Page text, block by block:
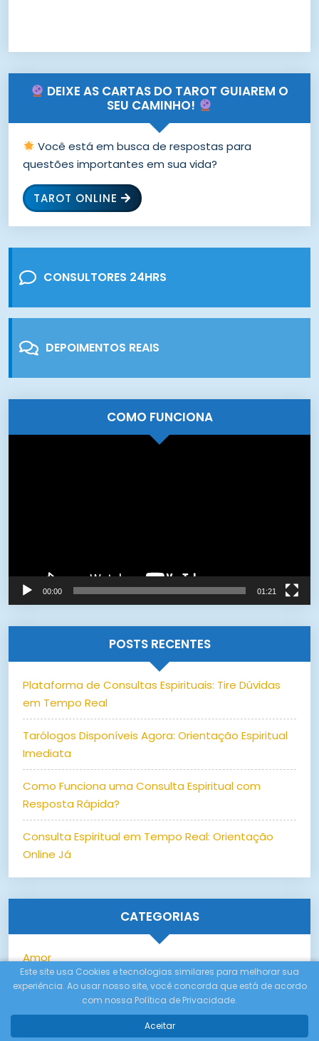
DEIXE AS CARTAS DO TAROT GUIAREM O
SEU CAMINHO!
Você está em busca de respostas para
questões importantes em sua vida?
TAROT ONLINE
CONSULTORES 24HRS
DEPOIMENTOS REAIS
COMO FUNCIONA
00:00 01:21
POSTS RECENTES
Plataforma de Consultas Espirituais: Tire Dúvidas
em Tempo Real
Tarólogos Disponíveis Agora: Orientação Espiritual
Imediata
Como Funciona uma Consulta Espiritual com
Resposta Rápida?
Consulta Espiritual em Tempo Real: Orientação
Online Já
CATEGORIAS
Amor
Astrologia
Este site usa Cookies e tecnologias similares para melhorar sua
experiência. Ao usar nosso site, você concorda que está de acordo
com nossa Política de Privacidade.
Aceitar